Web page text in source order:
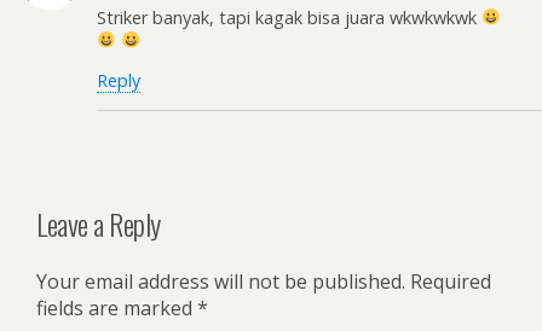
Striker banyak, tapi kagak bisa juara wkwkwkwk
Reply
Leave a Reply
Your email address will not be published. Required
fields are marked *